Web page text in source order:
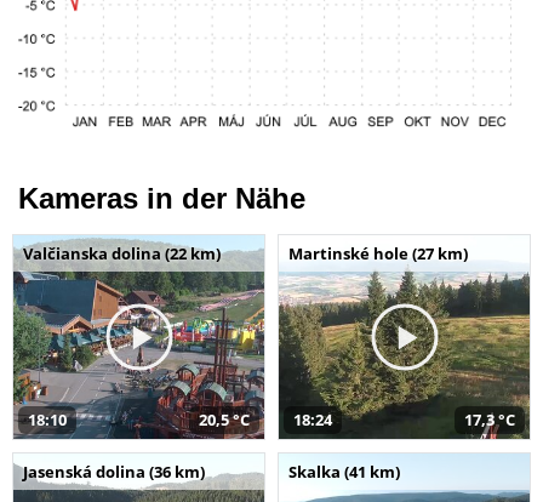
Kameras in der Nähe
Valčianska dolina (22 km)
18:10 20,5 °C
Martinské hole (27 km)
18:24 17,3 °C
Jasenská dolina (36 km) Skalka (41 km)